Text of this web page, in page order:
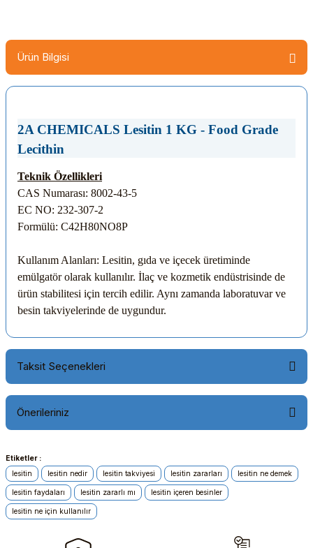
Ürün Bilgisi
2A CHEMICALS Lesitin 1 KG - Food Grade
Lecithin
Teknik Özellikleri
CAS Numarası: 8002-43-5
EC NO: 232-307-2
Formülü: C42H80NO8P
Kullanım Alanları: Lesitin, gıda ve içecek üretiminde
emülgatör olarak kullanılır. İlaç ve kozmetik endüstrisinde de
ürün stabilitesi için tercih edilir. Aynı zamanda laboratuvar ve
besin takviyelerinde de uygundur.
Taksit Seçenekleri
Önerileriniz
Bu ürünün fiyat bilgisi, resim, ürün açıklamalarında ve diğer
konularda yetersiz gördüğünüz noktaları öneri formunu
kullanarak tarafımıza iletebilirsiniz.
Görüş ve önerileriniz için teşekkür ederiz.
Ürün resmi kalitesiz, bozuk veya görüntülenemiyor.
Etiketler :
lesitin
lesitin nedir lesitin takviyesi lesitin zararları lesitin ne demek
lesitin faydaları lesitin zararlı mı lesitin içeren besinler
lesitin ne için kullanılır